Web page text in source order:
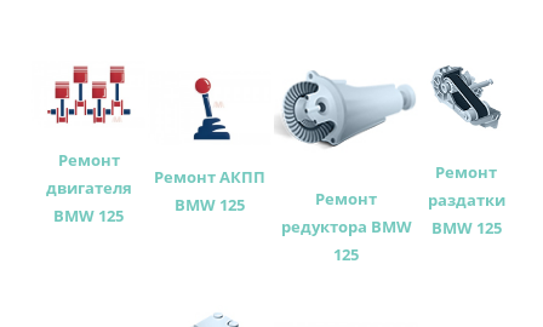
Ремонт
двигателя
BMW 125
Ремонт АКПП
BMW 125
Ремонт
редуктора BMW
125
Ремонт
раздатки
BMW 125